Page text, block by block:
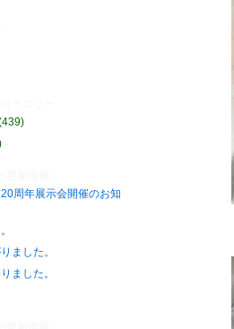
周年展示会開催のお知
ました。
ました。